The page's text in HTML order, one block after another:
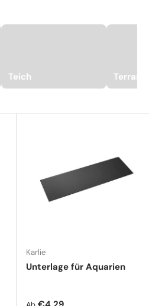
Teich
Karlie
Unterlage für Aquarien
Normaler Preis